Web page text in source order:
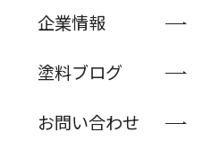
企業情報
塗料ブログ
お問い合わせ